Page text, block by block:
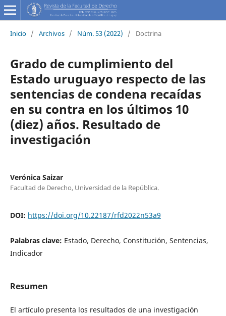
Inicio / Archivos / Núm. 53 (2022) / Doctrina
Grado de cumplimiento del
Estado uruguayo respecto de las
sentencias de condena recaídas
en su contra en los últimos 10
(diez) años. Resultado de
investigación
Verónica Saizar
Facultad de Derecho, Universidad de la República.
DOI: https://doi.org/10.22187/rfd2022n53a9
Palabras clave: Estado, Derecho, Constitución, Sentencias,
Indicador
Resumen
El artículo presenta los resultados de una investigación